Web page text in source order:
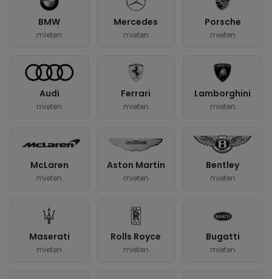
BMW
mieten
Mercedes
mieten
Porsche
mieten
Audi
mieten
Ferrari
mieten
Lamborghini
mieten
McLaren
mieten
Aston Martin
mieten
Bentley
mieten
Maserati
mieten
Rolls Royce
mieten
Bugatti
mieten